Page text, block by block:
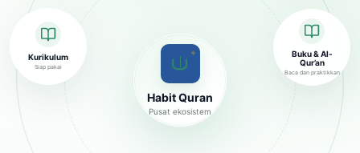
✦
Habit Quran
Pusat ekosistem
Buku & Al-
Qur’an
Baca dan praktikkan
Kurikulum
Siap pakai